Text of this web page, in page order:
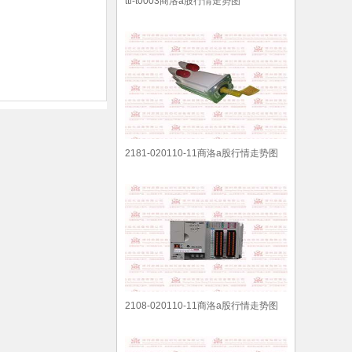
2181-020110-11商洛a股行情走势图
2108-020110-11商洛a股行情走势图